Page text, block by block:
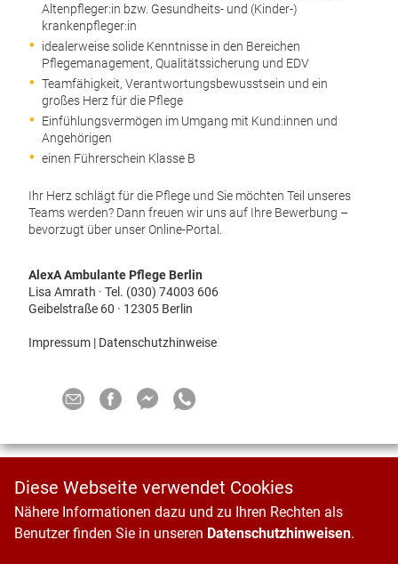
Altenpfleger:in bzw. Gesundheits- und (Kinder-)
krankenpfleger:in
idealerweise solide Kenntnisse in den Bereichen
Pflegemanagement, Qualitätssicherung und EDV
Teamfähigkeit, Verantwortungsbewusstsein und ein
großes Herz für die Pflege
Einfühlungsvermögen im Umgang mit Kund:innen und
Angehörigen
einen Führerschein Klasse B
Ihr Herz schlägt für die Pflege und Sie möchten Teil unseres
Teams werden? Dann freuen wir uns auf Ihre Bewerbung –
bevorzugt über unser Online-Portal.
AlexA Ambulante Pflege Berlin
Lisa Amrath · Tel. (030) 74003 606
Geibelstraße 60 · 12305 Berlin
Impressum | Datenschutzhinweise
Diese Webseite verwendet Cookies
Nähere Informationen dazu und zu Ihren Rechten als
Benutzer finden Sie in unseren Datenschutzhinweisen.